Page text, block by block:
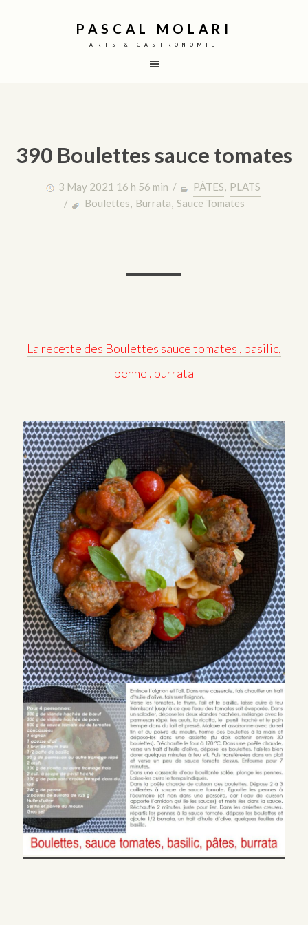
PASCAL MOLARI
ARTS & GASTRONOMIE
390 Boulettes sauce tomates
3 May 2021 16 h 56 min / PÂTES, PLATS
/
Boulettes, Burrata, Sauce Tomates
La recette des Boulettes sauce tomates , basilic,
penne , burrata